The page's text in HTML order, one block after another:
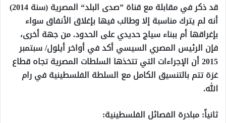
قد ذكر في مقابلة مع قناة ”صدى البلد“ المصرية (سنة 2014)
أنه لم يترك مناسبة إلا وطالب فيها بإغلاق الأنفاق سواء
بإغراقها أم ببناء سياج حديدي على الحدود. من جهة أخرى،
فإن الرئيس المصري السيسي أكد في أواخر أيلول/ سبتمبر
2015 أن الإجراءات التي تتخذها السلطات المصرية تجاه قطاع
غزة تتم بالتنسيق الكامل مع السلطة الفلسطينية في رام
الله.
ثانياً: مبادرة الفصائل الفلسطينية: